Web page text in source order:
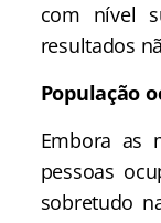
com nível
resultados
População
Embora as
pessoas
sobretudo